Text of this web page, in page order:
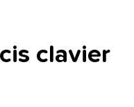
clavier